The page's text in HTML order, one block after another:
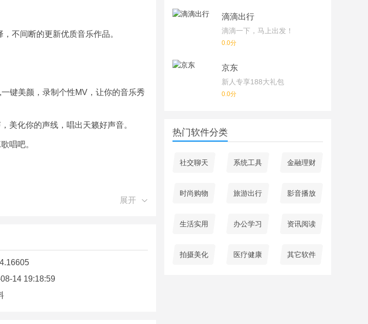
不间断的更新优质音乐作品。
键美颜，录制个性MV，让你的音乐秀
美化你的声线，唱出天籁好声音。
唱吧。
展开
14 19:18:59
滴滴出行
滴滴一下，马上出发！
0.0分
京东
新人专享188大礼包
0.0分
热门软件分类
社交聊天 系统工具 金融理财
时尚购物 旅游出行 影音播放
生活实用 办公学习 资讯阅读
拍摄美化 医疗健康 其它软件